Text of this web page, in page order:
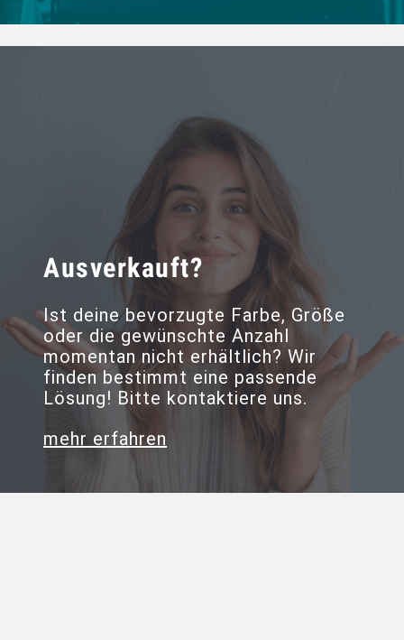
Ausverkauft?
Ist deine bevorzugte Farbe, Größe
oder die gewünschte Anzahl
momentan nicht erhältlich? Wir
finden bestimmt eine passende
Lösung! Bitte kontaktiere uns.
mehr erfahren